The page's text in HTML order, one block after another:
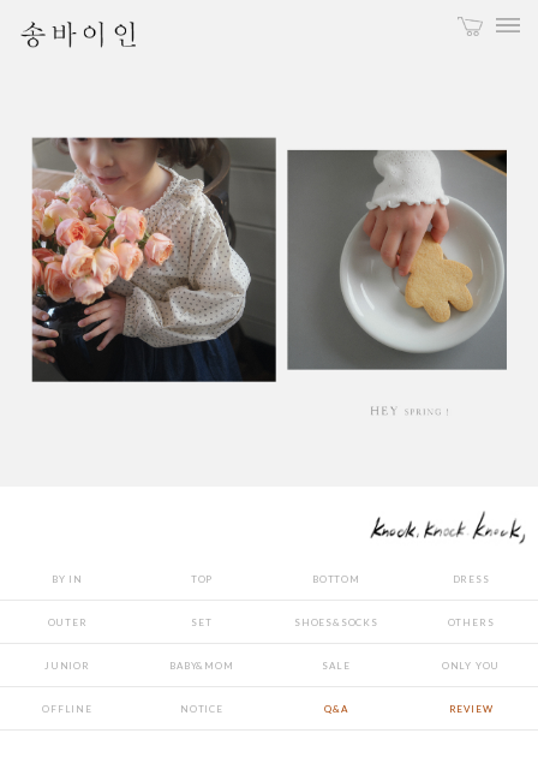
BY IN TOP BOTTOM DRESS
OUTER SET SHOES&SOCKS OTHERS
JUNIOR BABY&MOM SALE ONLY YOU
OFFLINE NOTICE Q&A REVIEW